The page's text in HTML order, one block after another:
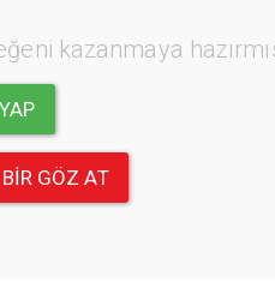
kazanmaya
GÖZ AT